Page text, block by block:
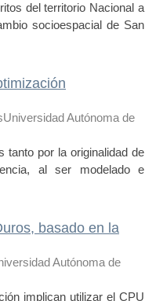
del territorio Nacional a
socioespacial de San
Autónoma de
tanto por la originalidad de
al ser modelado e
basado en la
Autónoma de
implican utilizar el CPU